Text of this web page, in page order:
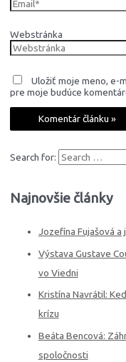
Webstránka
Uložiť moje meno, e-
pre moje budúce
Search for:
Najnovšie články
Jozefína Fujašová
Výstava Gustave
vo Viedni
Kristína Navrátil:
krízu
Beáta Bencová:
spoločnosti